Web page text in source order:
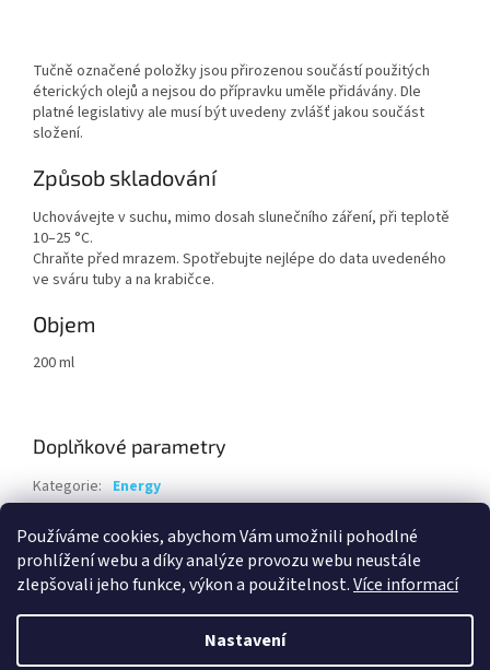
Používáme cookies, abychom Vám umožnili pohodlné
prohlížení webu a díky analýze provozu webu neustále
zlepšovali jeho funkce, výkon a použitelnost.Více informací
Nastavení
Tučně označené položky jsou přirozenou součástí použitých
éterických olejů a nejsou do přípravku uměle přidávány. Dle
platné legislativy ale musí být uvedeny zvlášť jakou součást
složení.
Způsob skladování
Uchovávejte v suchu, mimo dosah slunečního záření, při teplotě
10–25 °C.
Chraňte před mrazem. Spotřebujte nejlépe do data uvedeného
ve sváru tuby a na krabičce.
Objem
200 ml
Doplňkové parametry
Kategorie: Energy
EAN: 8594069935325
Vytvořil Shoptet